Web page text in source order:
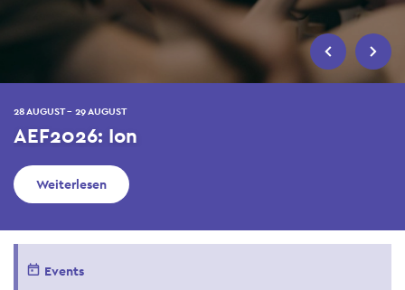
28 AUGUST - 29 AUGUST
AEF2026: Ion
Weiterlesen
Events